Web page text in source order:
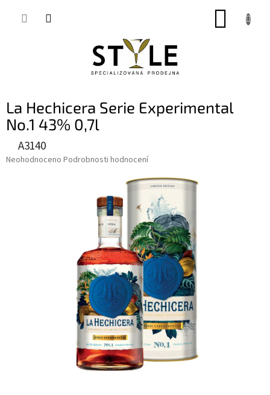
La Hechicera Serie Experimental
No.1 43% 0,7l
A3140
Průměrné
Neohodnoceno Podrobnosti hodnocení